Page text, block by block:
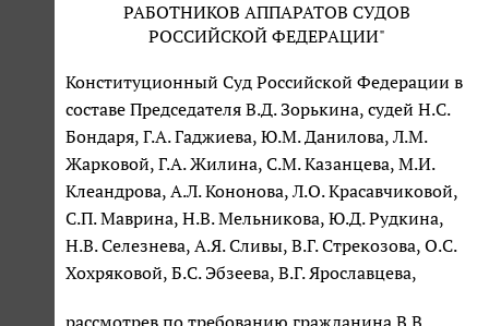
РАБОТНИКОВ АППАРАТОВ СУДОВ
РОССИЙСКОЙ ФЕДЕРАЦИИ"
Конституционный Суд Российской Федерации в
составе Председателя В.Д. Зорькина, судей Н.С.
Бондаря, Г.А. Гаджиева, Ю.М. Данилова, Л.М.
Жарковой, Г.А. Жилина, С.М. Казанцева, М.И.
Клеандрова, А.Л. Кононова, Л.О. Красавчиковой,
С.П. Маврина, Н.В. Мельникова, Ю.Д. Рудкина,
Н.В. Селезнева, А.Я. Сливы, В.Г. Стрекозова, О.С.
Хохряковой, Б.С. Эбзеева, В.Г. Ярославцева,
рассмотрев по требованию гражданина В.В.